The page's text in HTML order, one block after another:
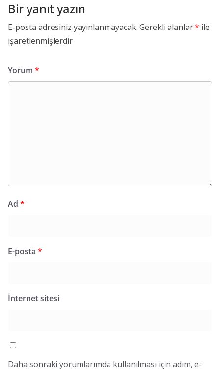
Bir yanıt yazın
E-posta adresiniz yayınlanmayacak. Gerekli alanlar* ile
işaretlenmişlerdir
Yorum *
Ad *
E-posta *
İnternet sitesi
Daha sonraki yorumlarımda kullanılması için adım, e-